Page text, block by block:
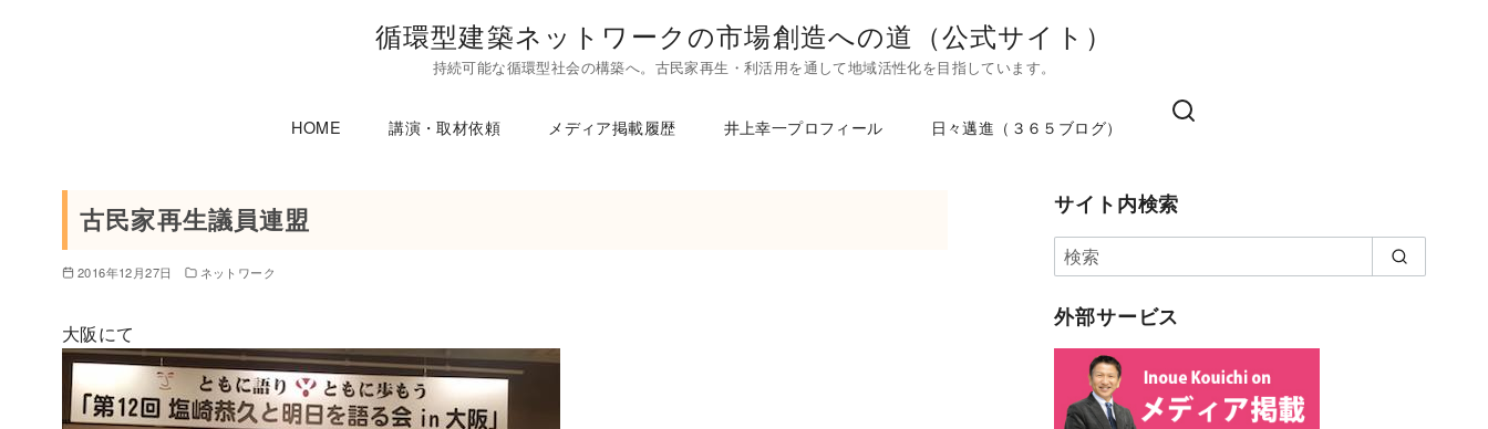
循環型建築ネットワークの市場創造への道（公式サイト）
持続可能な循環型社会の構築へ。古民家再生・利活用を通して地域活性化を目指しています。
HOME 講演・取材依頼 メディア掲載履歴 井上幸一プロフィール 日々邁進（３６５ブログ）
古民家再生議員連盟
2016年12月27日 ネットワーク
大阪にて
サイト内検索
外部サービス